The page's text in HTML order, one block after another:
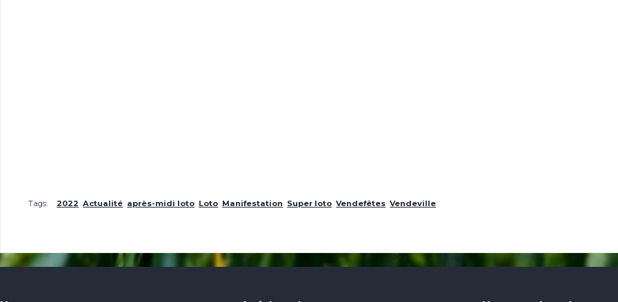
Tags: 2022 Actualité après-midi loto Loto Manifestation Super loto Vendefêtes Vendeville